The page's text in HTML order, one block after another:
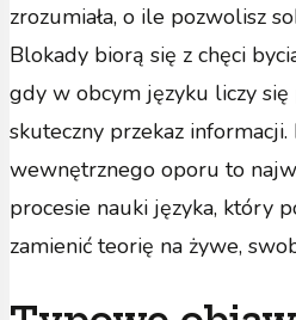
zrozumiała, o ile pozwolisz
Blokady biorą się z chęci
gdy w obcym języku liczy
skuteczny przekaz informacji.
wewnętrznego oporu to
procesie nauki języka, który
zamienić teorię na żywe,